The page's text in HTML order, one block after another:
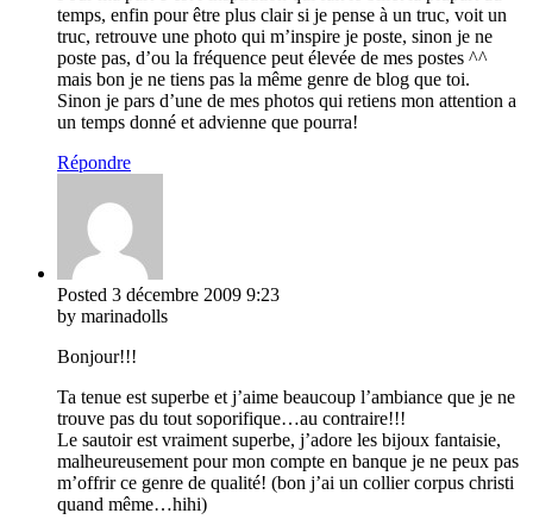
temps, enfin pour être plus clair si je pense à un truc, voit un
truc, retrouve une photo qui m’inspire je poste, sinon je ne
poste pas, d’ou la fréquence peut élevée de mes postes ^^
mais bon je ne tiens pas la même genre de blog que toi.
Sinon je pars d’une de mes photos qui retiens mon attention a
un temps donné et advienne que pourra!
Répondre
Posted 3 décembre 2009 9:23
by marinadolls
Bonjour!!!
Ta tenue est superbe et j’aime beaucoup l’ambiance que je ne
trouve pas du tout soporifique…au contraire!!!
Le sautoir est vraiment superbe, j’adore les bijoux fantaisie,
malheureusement pour mon compte en banque je ne peux pas
m’offrir ce genre de qualité! (bon j’ai un collier corpus christi
quand même…hihi)